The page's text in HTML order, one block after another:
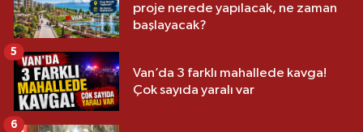
proje nerede yapılacak, ne zaman
başlayacak?
Van’da 3 farklı mahallede kavga!
Çok sayıda yaralı var
5
6